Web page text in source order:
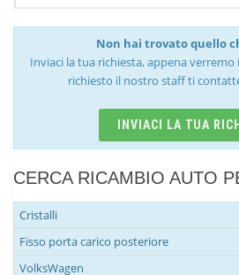
Non hai trovato quello
Inviaci la tua richiesta, appena
richiesto il nostro staff ti
INVIACI LA TUA
CERCA RICAMBIO AUTO
Cristalli
Fisso porta carico posteriore
VolksWagen